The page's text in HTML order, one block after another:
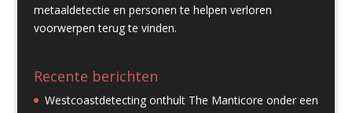
metaaldetectie en personen te helpen verloren
voorwerpen terug te vinden.
Recente berichten
Westcoastdetecting onthult The Manticore onder een